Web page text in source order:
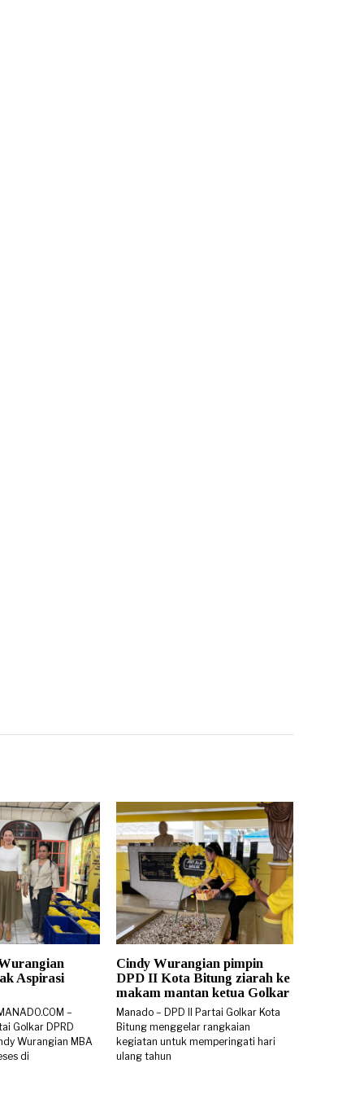
Aspirasi
–
Golkar DPRD
Wurangian MBA
di
Cindy Wurangian pimpin
DPD II Kota Bitung ziarah ke
makam mantan ketua Golkar
Manado – DPD II Partai Golkar Kota
Bitung menggelar rangkaian
kegiatan untuk memperingati hari
ulang tahun